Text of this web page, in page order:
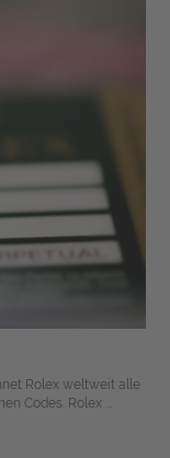
Rolex weltweit alle
Codes. Rolex ...